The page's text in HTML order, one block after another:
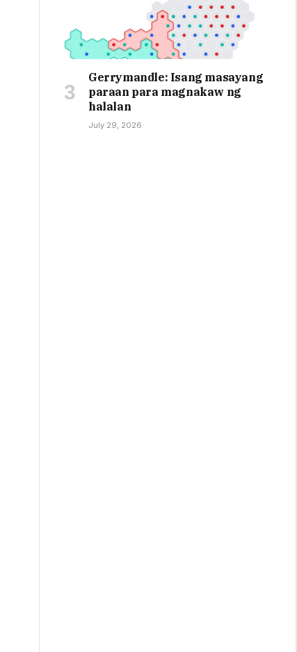
Gerrymandle: Isang masayang
paraan para magnakaw ng
halalan
July 29, 2026